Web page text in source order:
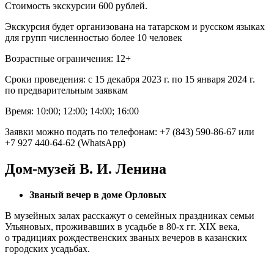
Стоимость экскурсии 600 рублей.
Экскурсия будет организована на татарском и русском языках
для групп численностью более 10 человек
Возрастные ограничения: 12+
Сроки проведения: с 15 декабря 2023 г. по 15 января 2024 г.
по предварительным заявкам
Время: 10:00; 12:00; 14:00; 16:00
Заявки можно подать по телефонам: +7 (843) 590‑86‑67 или
+7 927 440‑64‑62 (WhatsApp)
Дом-музей В. И. Ленина
Званый вечер в доме Орловых
В музейных залах расскажут о семейных праздниках семьи
Ульяновых, проживавших в усадьбе в 80-х гг. ХIХ века,
о традициях рождественских званых вечеров в казанских
городских усадьбах.